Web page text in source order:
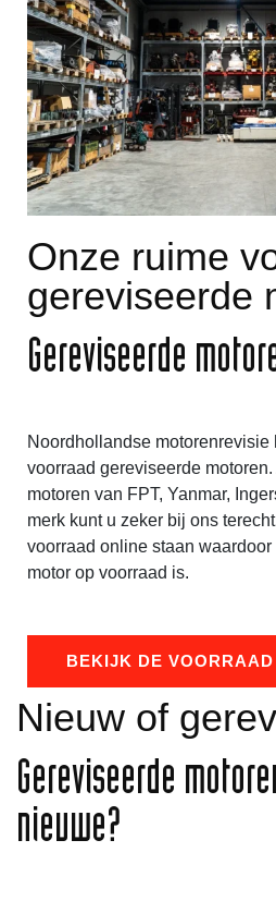
Onze ruime
gereviseerde
Gereviseerde
Noordhollandse motorenrevisie
voorraad gereviseerde
motoren van FPT, Yanmar,
merk kunt u zeker bij ons
voorraad online staan
motor op voorraad is.
BEKIJK DE VOORRAAD
Nieuw of
Gereviseerde
nieuwe?